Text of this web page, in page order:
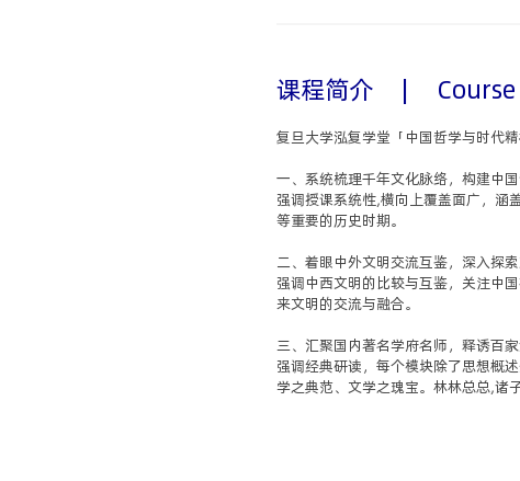
课程简介 |
复旦大学泓复学堂「中国哲学与时代
一、系统梳理千年文化脉络，构建中
强调授课系统性,横向上覆盖面广，涵
等重要的历史时期。
二、着眼中外文明交流互鉴，深入探
强调中西文明的比较与互鉴，关注中
来文明的交流与融合。
三、汇聚国内著名学府名师，释诱百
强调经典研读，每个模块除了思想概
学之典范、文学之瑰宝。林林总总,诸